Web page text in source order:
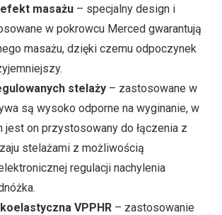
masażu – specjalny design i
w pokrowcu Merced gwarantują
masażu, dzięki czemu odpoczynek
stelaży – zastosowane w
są wysoko odporne na wyginanie, w
on przystosowany do łączenia z
stelażami z możliwością
regulacji nachylenia
VPPHR – zastosowanie